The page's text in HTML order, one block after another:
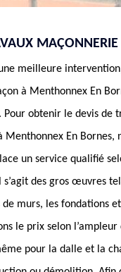
meilleure
à Menthonnex En
Pour obtenir le devis de
Menthonnex En Bornes,
un service qualifié
s’agit des gros œuvres
murs, les fondations
le prix selon l’ampleur
pour la dalle et la